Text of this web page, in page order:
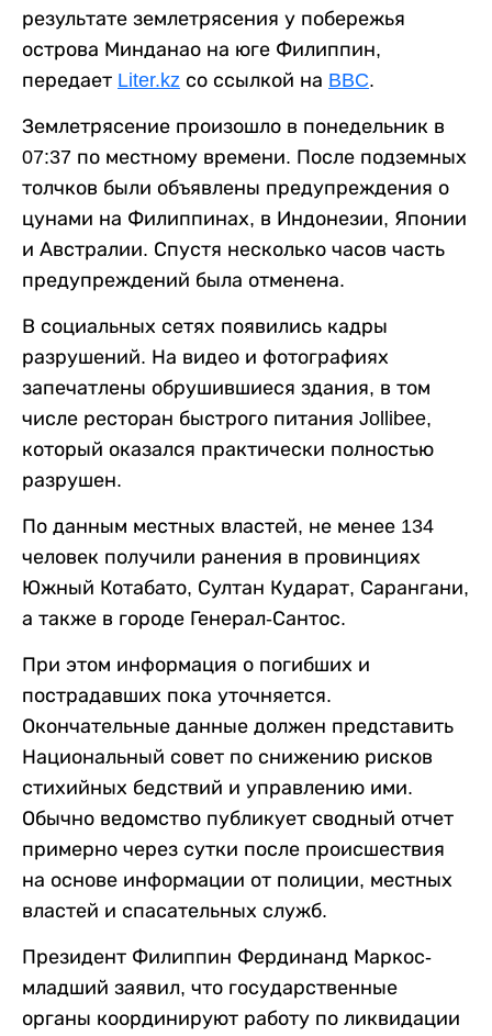
результате землетрясения у побережья
острова Минданао на юге Филиппин,
передает Liter.kz со ссылкой на BBC.
Землетрясение произошло в понедельник в
07:37 по местному времени. После подземных
толчков были объявлены предупреждения о
цунами на Филиппинах, в Индонезии, Японии
и Австралии. Спустя несколько часов часть
предупреждений была отменена.
В социальных сетях появились кадры
разрушений. На видео и фотографиях
запечатлены обрушившиеся здания, в том
числе ресторан быстрого питания Jollibee,
который оказался практически полностью
разрушен.
По данным местных властей, не менее 134
человек получили ранения в провинциях
Южный Котабато, Султан Кударат, Сарангани,
а также в городе Генерал-Сантос.
При этом информация о погибших и
пострадавших пока уточняется.
Окончательные данные должен представить
Национальный совет по снижению рисков
стихийных бедствий и управлению ими.
Обычно ведомство публикует сводный отчет
примерно через сутки после происшествия
на основе информации от полиции, местных
властей и спасательных служб.
Президент Филиппин Фердинанд Маркос-
младший заявил, что государственные
органы координируют работу по ликвидации